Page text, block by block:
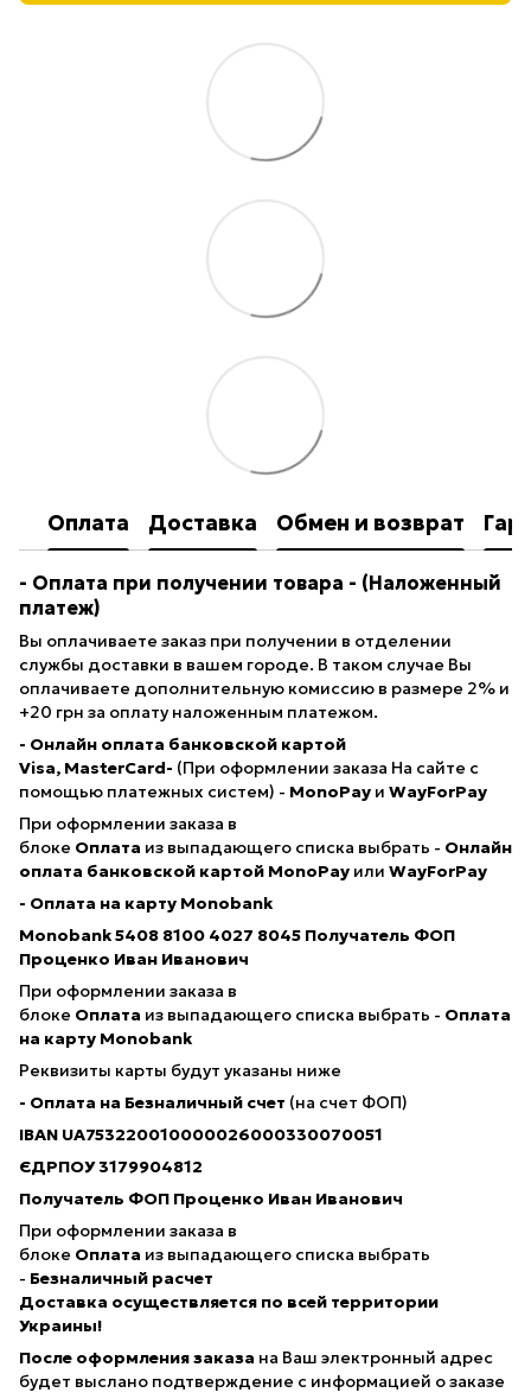
Оплата Доставка Обмен и возврат
- Оплата при получении товара - (Наложенный
платеж)
Вы оплачиваете заказ при получении в отделении
службы доставки в вашем городе. В таком случае Вы
оплачиваете дополнительную комиссию в размере 2% и
+20 грн за оплату наложенным платежом.
- Онлайн оплата банковской картой
Visa, MasterCard- (При оформлении заказа На сайте с
помощью платежных систем) - MonoPay и WayForPay
При оформлении заказа в
блоке Оплата из выпадающего списка выбрать - Онлайн
оплата банковской картой MonoPay или WayForPay
- Оплата на карту Monobank
Monobank 5408 8100 4027 8045 Получатель ФОП
Проценко Иван Иванович
При оформлении заказа в
блоке Оплата из выпадающего списка выбрать - Оплата
на карту Monobank
Реквизиты карты будут указаны ниже
- Оплата на Безналичный счет (на счет ФОП)
IBAN UA753220010000026000330070051
ЄДРПОУ 3179904812
Получатель ФОП Проценко Иван Иванович
При оформлении заказа в
блоке Оплата из выпадающего списка выбрать
- Безналичный расчет
Доставка осуществляется по всей территории
Украины!
После оформления заказа на Ваш электронный адрес
будет выслано подтверждение с информацией о заказе